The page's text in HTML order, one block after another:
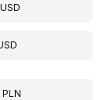
USD
PLN